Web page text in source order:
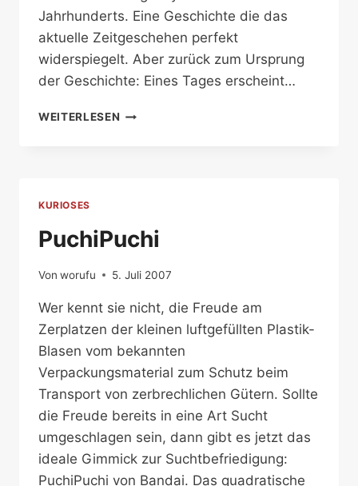
Jahrhunderts. Eine Geschichte die das
aktuelle Zeitgeschehen perfekt
widerspiegelt. Aber zurück zum Ursprung
der Geschichte: Eines Tages erscheint…
WEITERLESEN TRAIN
KURIOSES
PuchiPuchi
Von worufu 5. Juli 2007
Wer kennt sie nicht, die Freude am
Zerplatzen der kleinen luftgefüllten Plastik-
Blasen vom bekannten
Verpackungsmaterial zum Schutz beim
Transport von zerbrechlichen Gütern. Sollte
die Freude bereits in eine Art Sucht
umgeschlagen sein, dann gibt es jetzt das
ideale Gimmick zur Suchtbefriedigung:
PuchiPuchi von Bandai. Das quadratische